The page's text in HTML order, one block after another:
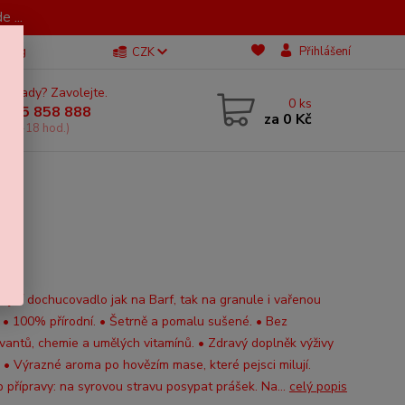
...
Blog CZK Přihlášení
si rady? Zavolejte.
605 858 888
11-18 hod.)
0 ks
za 0 Kč
dochucovadlo jak na Barf, tak na granule i vařenou
100% přírodní. • Šetrně a pomalu sušené. • Bez
chemie a umělých vitamínů. • Zdravý doplněk výživy
• Výrazné aroma po hovězím mase, které pejsci milují.
přípravy: na syrovou stravu posypat prášek. Na... celý popis